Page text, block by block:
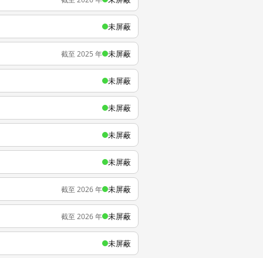
未屏蔽
截至 2025 年 未屏蔽
未屏蔽
未屏蔽
未屏蔽
未屏蔽
截至 2026 年 未屏蔽
截至 2026 年 未屏蔽
未屏蔽